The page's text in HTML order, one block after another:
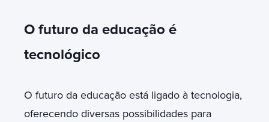
O futuro da educação é
tecnológico
O futuro da educação está ligado à tecnologia,
oferecendo diversas possibilidades para